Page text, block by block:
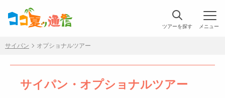
ツアーを探す
サイパン オプショナルツアー
サイパン・オプショナルツアー
メニュー